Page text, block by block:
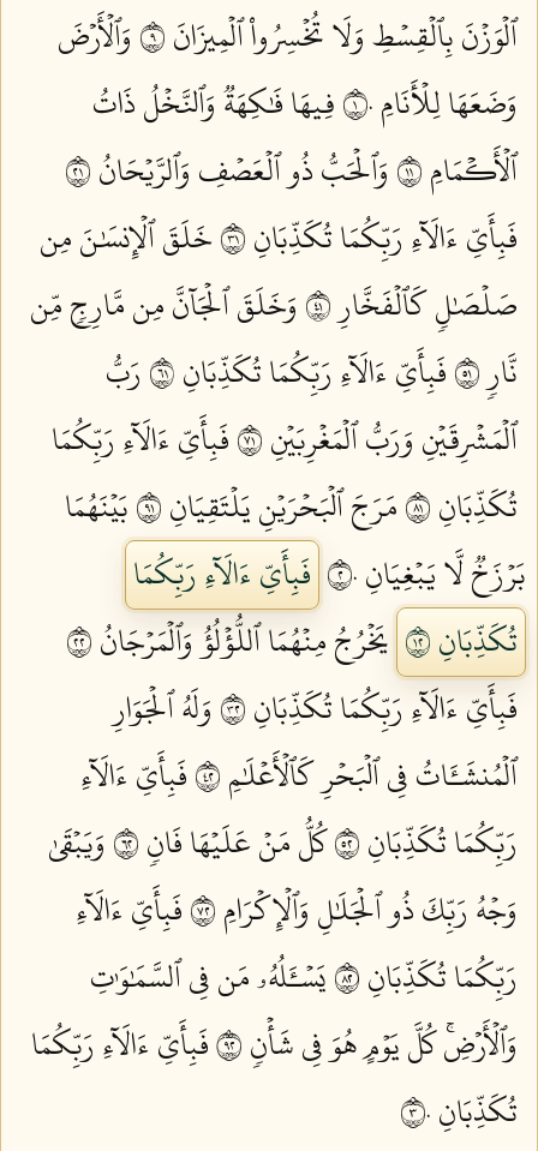
ٱلۡوَزۡنَ بِٱلۡقِسۡطِ وَلَا تُخۡسِرُواْ ٱلۡمِيزَانَ ٩
وَٱلۡأَرۡضَ
وَضَعَهَا لِلۡأَنَامِ ١٠
فِيهَا فَٰكِهَةٞ وَٱلنَّخۡلُ ذَاتُ
ٱلۡأَكۡمَامِ ١١
وَٱلۡحَبُّ ذُو ٱلۡعَصۡفِ وَٱلرَّيۡحَانُ ١٢
فَبِأَيِّ ءَالَآءِ رَبِّكُمَا تُكَذِّبَانِ ١٣
خَلَقَ ٱلۡإِنسَٰنَ مِن
صَلۡصَٰلٖ كَٱلۡفَخَّارِ ١٤
وَخَلَقَ ٱلۡجَآنَّ مِن مَّارِجٖ مِّن
نَّارٖ ١٥
فَبِأَيِّ ءَالَآءِ رَبِّكُمَا تُكَذِّبَانِ ١٦
رَبُّ
ٱلۡمَشۡرِقَيۡنِ وَرَبُّ ٱلۡمَغۡرِبَيۡنِ ١٧
فَبِأَيِّ ءَالَآءِ رَبِّكُمَا
تُكَذِّبَانِ ١٨
مَرَجَ ٱلۡبَحۡرَيۡنِ يَلۡتَقِيَانِ ١٩
بَيۡنَهُمَا
بَرۡزَخٞ لَّا يَبۡغِيَانِ ٢٠
فَبِأَيِّ ءَالَآءِ رَبِّكُمَا
تُكَذِّبَانِ ٢١
يَخۡرُجُ مِنۡهُمَا ٱللُّؤۡلُؤُ وَٱلۡمَرۡجَانُ ٢٢
فَبِأَيِّ ءَالَآءِ رَبِّكُمَا تُكَذِّبَانِ ٢٣
وَلَهُ ٱلۡجَوَارِ
ٱلۡمُنشَـَٔاتُ فِي ٱلۡبَحۡرِ كَٱلۡأَعۡلَٰمِ ٢٤
فَبِأَيِّ ءَالَآءِ
رَبِّكُمَا تُكَذِّبَانِ ٢٥
كُلُّ مَنۡ عَلَيۡهَا فَانٖ ٢٦
وَيَبۡقَىٰ
وَجۡهُ رَبِّكَ ذُو ٱلۡجَلَٰلِ وَٱلۡإِكۡرَامِ ٢٧
فَبِأَيِّ ءَالَآءِ
رَبِّكُمَا تُكَذِّبَانِ ٢٨
يَسۡـَٔلُهُۥ مَن فِي ٱلسَّمَٰوَٰتِ
وَٱلۡأَرۡضِۚ كُلَّ يَوۡمٍ هُوَ فِي شَأۡنٖ ٢٩
فَبِأَيِّ ءَالَآءِ رَبِّكُمَا
تُكَذِّبَانِ ٣٠